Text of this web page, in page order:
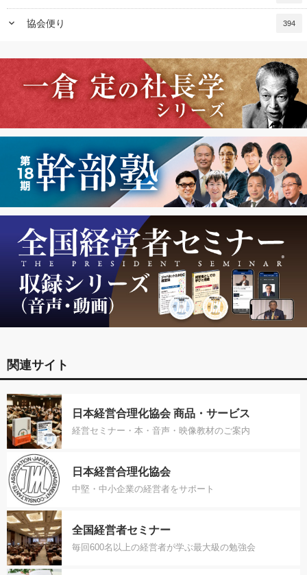
keyboard_arrow_down 協会便り 394
関連サイト
日本経営合理化協会 商品・サービス
経営セミナー・本・音声・映像教材のご案内
日本経営合理化協会
中堅・中小企業の経営者をサポート
全国経営者セミナー
毎回600名以上の経営者が学ぶ最大級の勉強会